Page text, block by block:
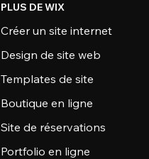
PLUS DE WIX
Créer un site internet
Design de site web
Templates de site
Boutique en ligne
Site de réservations
Portfolio en ligne